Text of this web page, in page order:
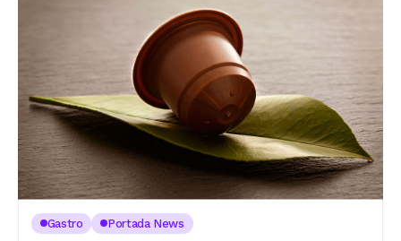
Gastro Portada News